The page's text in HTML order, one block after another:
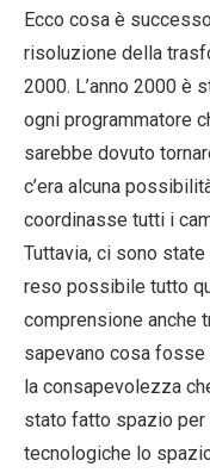
Ecco cosa è
risoluzione della
2000. L’anno 2000 è
ogni programmatore
sarebbe dovuto
c’era alcuna
coordinasse tutti i
Tuttavia, ci sono
reso possibile tutto
comprensione anche
sapevano cosa fosse
la consapevolezza
stato fatto spazio
tecnologiche lo